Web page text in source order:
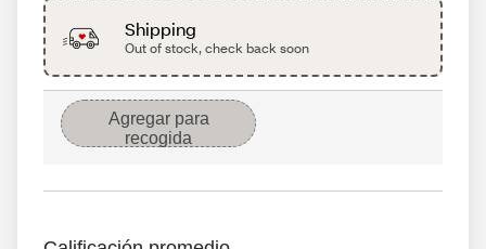
Shipping
Out of stock, check back soon
Agregar para
recogida